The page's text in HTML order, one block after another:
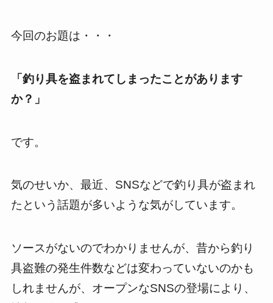
今回のお題は・・・
「釣り具を盗まれてしまったことがあります
か？」
です。
気のせいか、最近、SNSなどで釣り具が盗まれ
たという話題が多いような気がしています。
ソースがないのでわかりませんが、昔から釣り
具盗難の発生件数などは変わっていないのかも
しれませんが、オープンなSNSの登場により、